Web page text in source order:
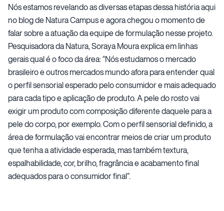
Nós estamos revelando as diversas etapas dessa história aqui
no blog de Natura Campus e agora chegou o momento de
falar sobre a atuação da equipe de formulação nesse projeto.
Pesquisadora da Natura, Soraya Moura explica em linhas
gerais qual é o foco da área: “Nós estudamos o mercado
brasileiro e outros mercados mundo afora para entender qual
o perfil sensorial esperado pelo consumidor e mais adequado
para cada tipo e aplicação de produto. A pele do rosto vai
exigir um produto com composição diferente daquele para a
pele do corpo, por exemplo. Com o perfil sensorial definido, a
área de formulação vai encontrar meios de criar um produto
que tenha a atividade esperada, mas também textura,
espalhabilidade, cor, brilho, fragrância e acabamento final
adequados para o consumidor final”.